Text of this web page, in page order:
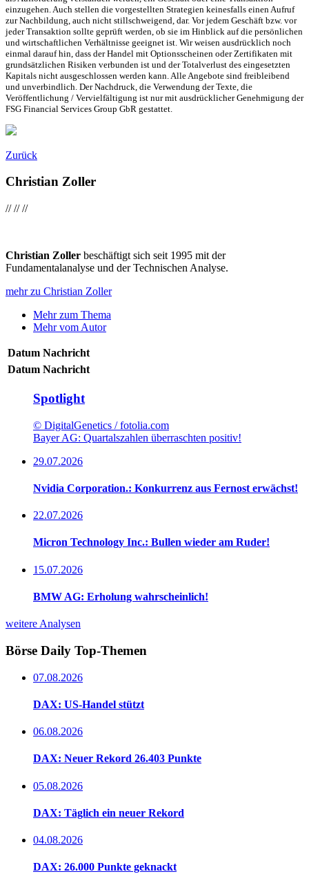
einzugehen. Auch stellen die vorgestellten Strategien keinesfalls einen Aufruf
zur Nachbildung, auch nicht stillschweigend, dar. Vor jedem Geschäft bzw. vor
jeder Transaktion sollte geprüft werden, ob sie im Hinblick auf die persönlichen
und wirtschaftlichen Verhältnisse geeignet ist. Wir weisen ausdrücklich noch
einmal darauf hin, dass der Handel mit Optionsscheinen oder Zertifikaten mit
grundsätzlichen Risiken verbunden ist und der Totalverlust des eingesetzten
Kapitals nicht ausgeschlossen werden kann. Alle Angebote sind freibleibend
und unverbindlich. Der Nachdruck, die Verwendung der Texte, die
Veröffentlichung / Vervielfältigung ist nur mit ausdrücklicher Genehmigung der
FSG Financial Services Group GbR gestattet.
Zurück
Christian Zoller
//////
Christian Zoller beschäftigt sich seit 1995 mit der
Fundamentalanalyse und der Technischen Analyse.
mehr zu Christian Zoller
Mehr zum Thema
Mehr vom Autor
Datum Nachricht
Datum Nachricht
Spotlight
© DigitalGenetics / fotolia.com
Bayer AG: Quartalszahlen überraschten positiv!
29.07.2026
Nvidia Corporation.: Konkurrenz aus Fernost erwächst!
22.07.2026
Micron Technology Inc.: Bullen wieder am Ruder!
15.07.2026
BMW AG: Erholung wahrscheinlich!
weitere Analysen
Börse Daily Top-Themen
07.08.2026
DAX: US-Handel stützt
06.08.2026
DAX: Neuer Rekord 26.403 Punkte
05.08.2026
DAX: Täglich ein neuer Rekord
04.08.2026
DAX: 26.000 Punkte geknackt